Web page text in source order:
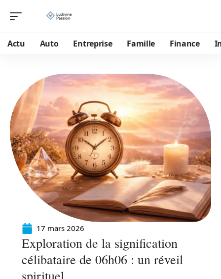
Actu Auto Entreprise Famille Finance
17 mars 2026
Exploration de la signification
célibataire de 06h06 : un réveil
spirituel